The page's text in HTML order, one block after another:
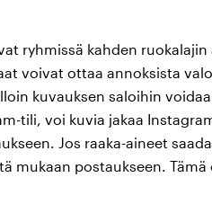
ryhmissä kahden
voivat ottaa annoksista
kuvauksen saloihin
tili, voi kuvia jakaa
Jos raaka-aineet
mukaan postaukseen.